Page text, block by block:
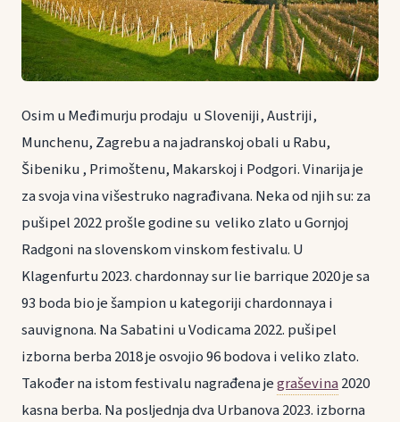
Osim u Međimurju prodaju u Sloveniji, Austriji,
Munchenu, Zagrebu a na jadranskoj obali u Rabu,
Šibeniku , Primoštenu, Makarskoj i Podgori. Vinarija je
za svoja vina višestruko nagrađivana. Neka od njih su: za
pušipel 2022 prošle godine su veliko zlato u Gornjoj
Radgoni na slovenskom vinskom festivalu. U
Klagenfurtu 2023. chardonnay sur lie barrique 2020 je sa
93 boda bio je šampion u kategoriji chardonnaya i
sauvignona. Na Sabatini u Vodicama 2022. pušipel
izborna berba 2018 je osvojio 96 bodova i veliko zlato.
Također na istom festivalu nagrađena jegraševina 2020
kasna berba. Na posljednja dva Urbanova 2023. izborna